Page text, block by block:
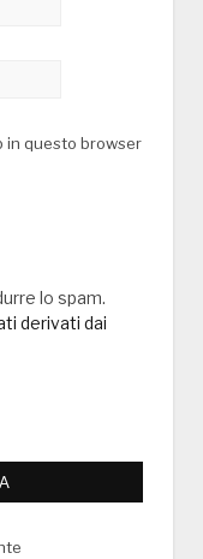
in questo browser
lo spam.
derivati dai